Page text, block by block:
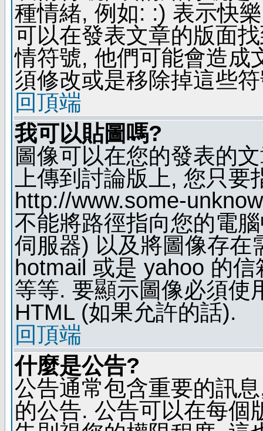
種情緒, 例如: :) 表示快
可以在發表文章的版面
情符號, 他們可能會造成
須修改或是移除掉這些
回頂端
我可以貼圖嗎?
圖像可以在您的發表的
上傳到討論版上, 您只
http://www.some-
不能將路徑指向您的電
伺服器) 以及將圖像存在
hotmail 或是 yahoo 的
等等. 要顯示圖像必須使
HTML (如果允許的話).
回頂端
什麼是公告?
公告通常包含重要的訊
的公告. 公告可以在每個